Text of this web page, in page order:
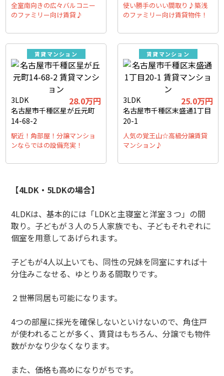
全室南向きの広々バルコニー
のファミリー向け賃貸♪
使い勝手のいい間取り♪築浅
のファミリー向け賃貸物件！
賃貸マンション
3LDK 28.0万円
名古屋市千種区星が丘元町
14-68-2
駅近！角部屋！分譲マンショ
ンならではの設備充実！
賃貸マンション
3LDK 25.0万円
名古屋市千種区末盛通1丁目
20-1
人気の覚王山☆高級分譲賃貸
マンション♪
【4LDK・5LDKの場合】
4LDKは、基本的には「LDKと主寝室と洋室３つ」の間
取り。子どもが３人の５人家族でも、子どもそれぞれに
個室を用意してあげられます。
子どもが4人以上いても、同性の兄妹を同室にすれば十
分住みこなせる、ゆとりある間取りです。
２世帯同居も可能になります。
4つの部屋に採光を確保しないといけないので、角住戸
が使われることが多く、賃貸はもちろん、分譲でも物件
数がかなり少なくなります。
また、価格も高めになりがちです。